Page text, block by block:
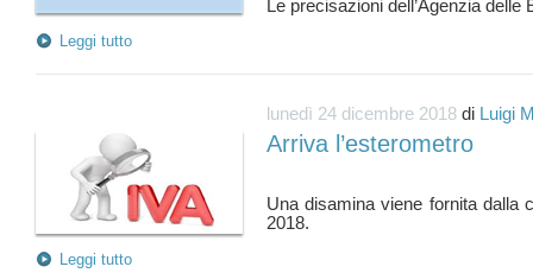
Leggi tutto
lunedì 24 dicembre 2018 di Luigi
Arriva l’esterometro
Una disamina viene fornita dalla
Leggi tutto